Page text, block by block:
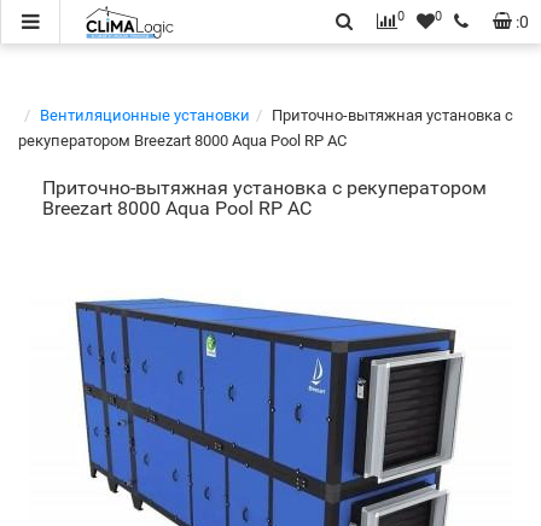
:0
0 0
Вентиляционные установки
Приточно-вытяжная установка с
рекуператором Breezart 8000 Aqua Pool RP AC
Приточно-вытяжная установка с рекуператором
Breezart 8000 Aqua Pool RP AC